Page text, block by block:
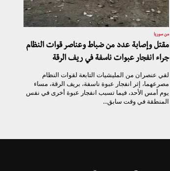
من سوريا
مقتل وإصابة عدد من ضباط وعناصر قوات النظام
جراء انفجار عبوات ناسفة في ريف الرقة
لقي عنصران من المليشيات التابعة لقوات النظام
مصرعهما، إثر انفجار عبوة ناسفة، بريف الرقة، مساء
يوم أمس الأحد، فيما تسبب انفجار عبوة أخرى في نفس
المنطقة في وقت سابق...